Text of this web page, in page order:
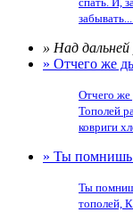
» Над дальней
» Отчего же
Отчего
Тополей
ковриги
» Ты помнишь
Ты
тополей,